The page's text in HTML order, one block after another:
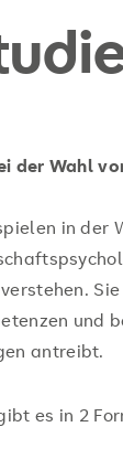
der Wahl
in der
und
antreibt.
es in 2